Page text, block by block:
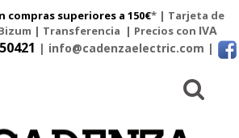
compras superiores a 150€* | Tarjeta de
| Transferencia | Precios con IVA
| info@cadenzaelectric.com |